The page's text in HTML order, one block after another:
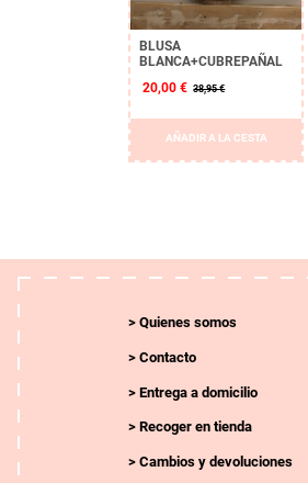
BLUSA
BLANCA+CUBREPAÑAL
20,00 € 38,95 €
AÑADIR A LA CESTA
Quienes somos
Contacto
Entrega a domicilio
Recoger en tienda
Cambios y devoluciones